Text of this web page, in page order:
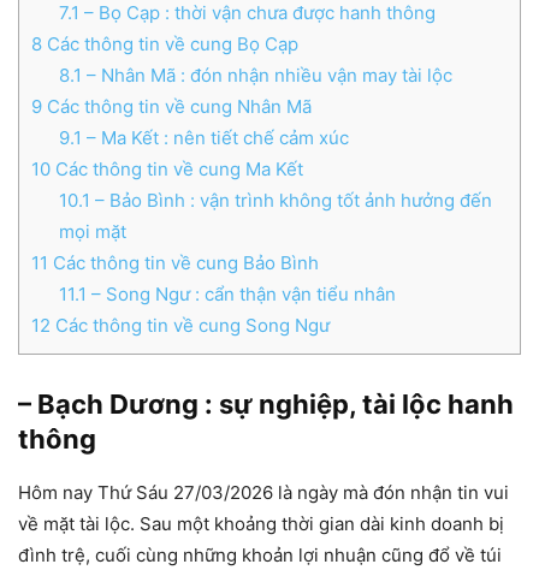
7.1 – Bọ Cạp : thời vận chưa được hanh thông
8 Các thông tin về cung Bọ Cạp
8.1 – Nhân Mã : đón nhận nhiều vận may tài lộc
9 Các thông tin về cung Nhân Mã
9.1 – Ma Kết : nên tiết chế cảm xúc
10 Các thông tin về cung Ma Kết
10.1 – Bảo Bình : vận trình không tốt ảnh hưởng đến
mọi mặt
11 Các thông tin về cung Bảo Bình
11.1 – Song Ngư : cẩn thận vận tiểu nhân
12 Các thông tin về cung Song Ngư
– Bạch Dương : sự nghiệp, tài lộc hanh
thông
Hôm nay Thứ Sáu 27/03/2026 là ngày mà đón nhận tin vui
về mặt tài lộc. Sau một khoảng thời gian dài kinh doanh bị
đình trệ, cuối cùng những khoản lợi nhuận cũng đổ về túi